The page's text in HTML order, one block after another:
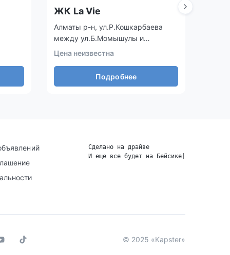
ЖК La Vie
Алматы р-н, ул.Р.Кошкарбаева
между ул.Б.Момышулы и
ул.Дауылпаз (Акыртас)
Цена неизвестна
Подробнее
Сделано на драйве
И еще все будет на Бейсике
© 2025 «Kapster»